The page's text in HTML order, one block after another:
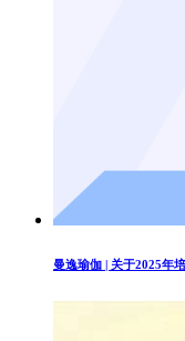
曼逸瑜伽 | 关于2025年